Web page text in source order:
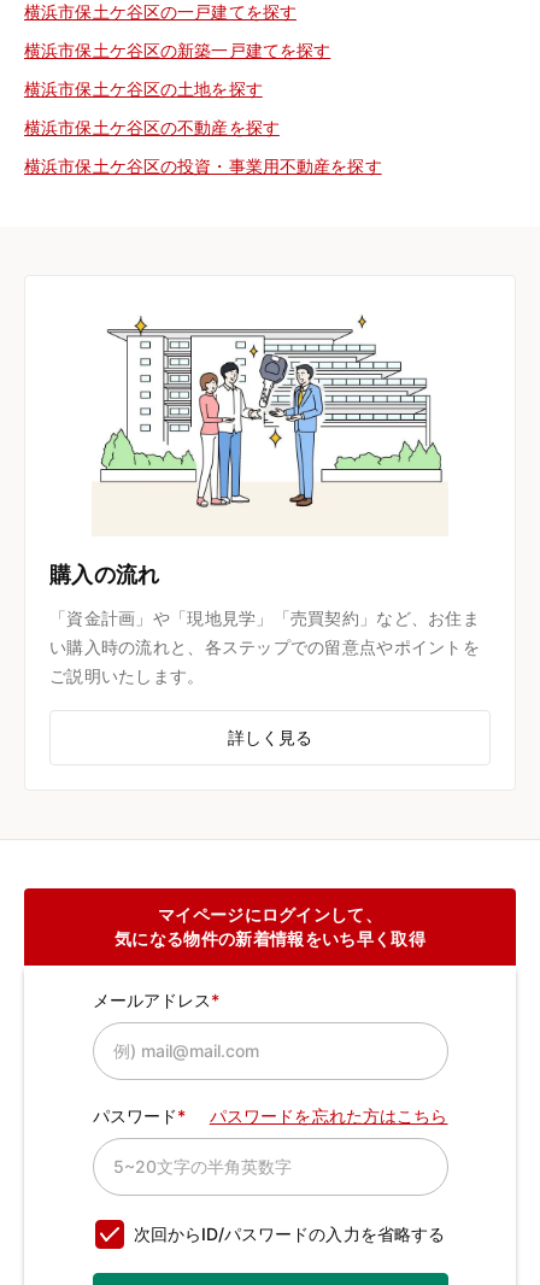
横浜市保土ケ谷区の一戸建てを探す
横浜市保土ケ谷区の新築一戸建てを探す
横浜市保土ケ谷区の土地を探す
横浜市保土ケ谷区の不動産を探す
横浜市保土ケ谷区の投資・事業用不動産を探す
購入の流れ
「資金計画」や「現地見学」「売買契約」など、お住ま
い購入時の流れと、各ステップでの留意点やポイントを
ご説明いたします。
詳しく見る
マイページにログインして、
気になる物件の新着情報をいち早く取得
メールアドレス
パスワード パスワードを忘れた方はこちら
次回からID/パスワードの入力を省略する